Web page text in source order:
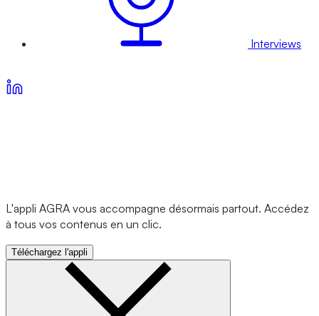
Interviews
L'appli AGRA vous accompagne désormais partout. Accédez
à tous vos contenus en un clic.
Téléchargez l'appli